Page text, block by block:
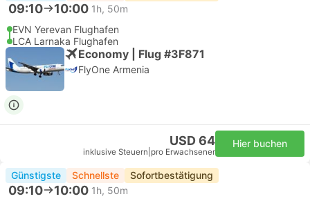
09:10 10:00 1h, 50m
EVN Yerevan Flughafen
LCA Larnaka Flughafen
Economy | Flug #3F871
FlyOne Armenia
USD 64
inklusive Steuern pro Erwachsener
Hier buchen
Günstigste Schnellste Sofortbestätigung
09:10 10:00 1h, 50m